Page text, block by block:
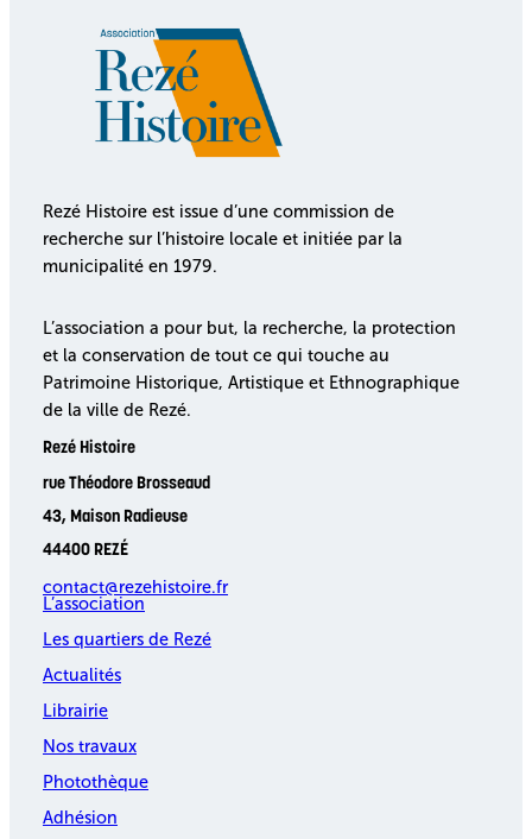
Rezé Histoire est issue d’une commission de
recherche sur l’histoire locale et initiée par la
municipalité en 1979.
L’association a pour but, la recherche, la protection
et la conservation de tout ce qui touche au
Patrimoine Historique, Artistique et Ethnographique
de la ville de Rezé.
Rezé Histoire
rue Théodore Brosseaud
43, Maison Radieuse
44400 REZÉ
contact@rezehistoire.fr
L’association
Les quartiers de Rezé
Actualités
Librairie
Nos travaux
Photothèque
Adhésion